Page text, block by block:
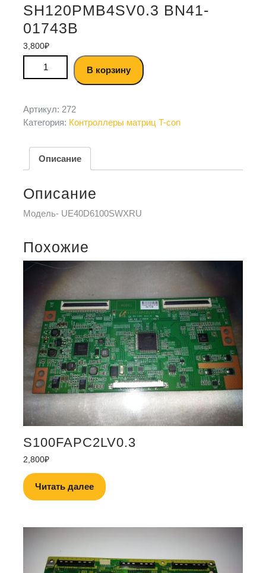
SH120PMB4SV0.3 BN41-
01743B
3,800₽
В корзину
Артикул: 272
Категория: Контроллеры матриц T-con
Описание
Описание
Модель- UE40D6100SWXRU
Похожие
S100FAPC2LV0.3
2,800₽
Читать далее